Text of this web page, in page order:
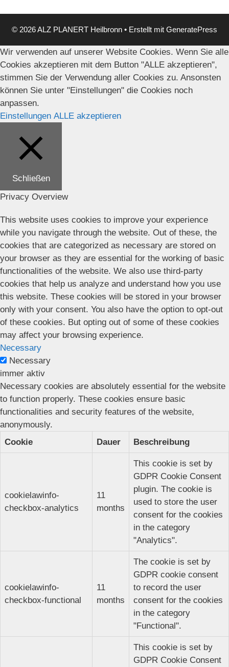
© 2026 ALZ PLANERT Heilbronn • Erstellt mit GeneratePress
Wir verwenden auf unserer Website Cookies. Wenn Sie alle
Cookies akzeptieren mit dem Button "ALLE akzeptieren",
stimmen Sie der Verwendung aller Cookies zu. Ansonsten
können Sie unter "Einstellungen" die Cookies noch
anpassen.
Einstellungen ALLE akzeptieren
Schließen
Privacy Overview
This website uses cookies to improve your experience
while you navigate through the website. Out of these, the
cookies that are categorized as necessary are stored on
your browser as they are essential for the working of basic
functionalities of the website. We also use third-party
cookies that help us analyze and understand how you use
this website. These cookies will be stored in your browser
only with your consent. You also have the option to opt-out
of these cookies. But opting out of some of these cookies
may affect your browsing experience.
Necessary
Necessary
immer aktiv
Necessary cookies are absolutely essential for the website
to function properly. These cookies ensure basic
functionalities and security features of the website,
anonymously.
Cookie
Dauer Beschreibung
cookielawinfo-
checkbox-analytics
11
months
This cookie is set by
GDPR Cookie Consent
plugin. The cookie is
used to store the user
consent for the cookies
in the category
"Analytics".
cookielawinfo-
checkbox-functional
11
months
The cookie is set by
GDPR cookie consent
to record the user
consent for the cookies
in the category
"Functional".
This cookie is set by
GDPR Cookie Consent